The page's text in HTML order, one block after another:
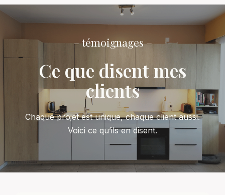
– témoignages –
Ce que disent mes
clients
Chaque projet est unique, chaque client aussi.
Voici ce qu’ils en disent.